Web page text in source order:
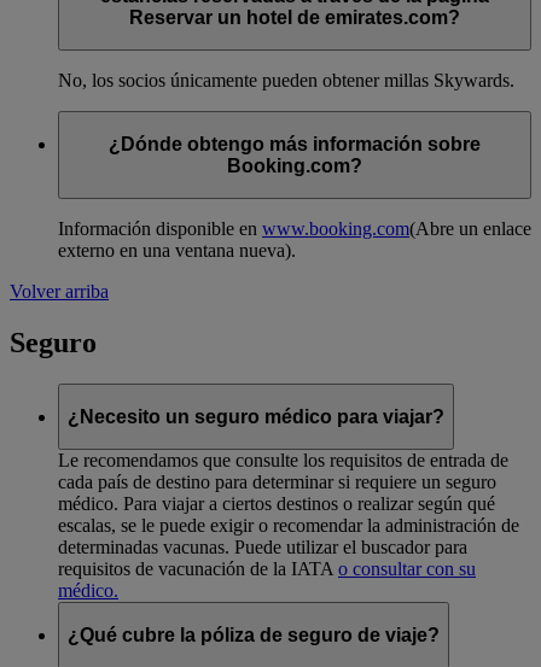
Reservar un hotel de emirates.com?
No, los socios únicamente pueden obtener millas Skywards.
¿Dónde obtengo más información sobre
Booking.com?
Información disponible en www.booking.com(Abre un enlace
externo en una ventana nueva).
Volver arriba
Seguro
¿Necesito un seguro médico para viajar?
Le recomendamos que consulte los requisitos de entrada de
cada país de destino para determinar si requiere un seguro
médico. Para viajar a ciertos destinos o realizar según qué
escalas, se le puede exigir o recomendar la administración de
determinadas vacunas. Puede utilizar el buscador para
requisitos de vacunación de la IATA o consultar con su
médico.
¿Qué cubre la póliza de seguro de viaje?